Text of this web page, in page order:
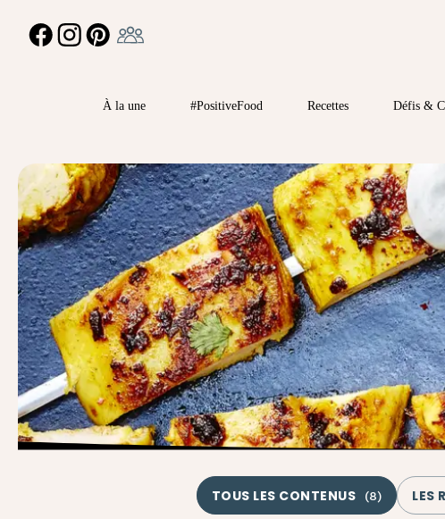
FACEBOOKINSTAGRAMPINTEREST
À la une #PositiveFood Recettes Défis &
TOUS LES CONTENUS (8) LES